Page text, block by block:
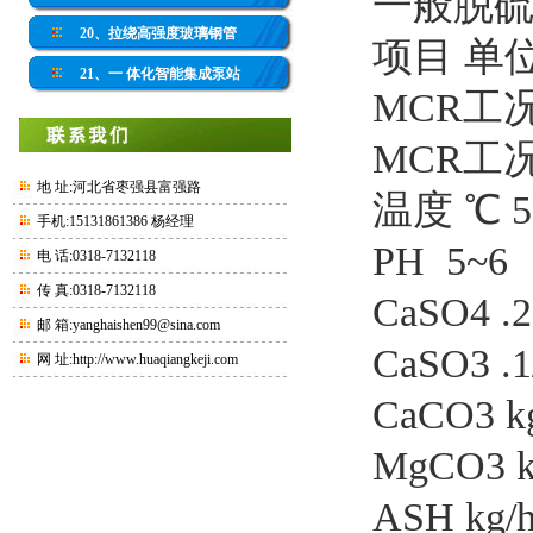
20、拉绕高强度玻璃钢管
21、一 体化智能集成泵站
地 址:河北省枣强县富强路
手机:15131861386 杨经理
电 话:0318-7132118
传 真:0318-7132118
邮 箱:yanghaishen99@sina.com
网 址:http://www.huaqiangkeji.com
项目 单
MCR工
MCR工
温度 ℃
PH 5~6
CaSO4
CaSO3
CaCO3
MgCO3
ASH kg/